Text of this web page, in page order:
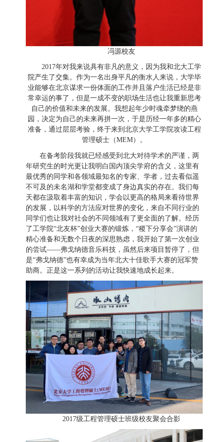
冯源校友
2017年对我来说具有非凡的意义，因为我和北大工学
院产生了交集。作为一名出身平凡的衡水人来说，大学毕
业能够在北京谋求一份体面的工作并且落户生活已经是非
常幸运的事了，但是一成不变的职场生活也让我重新思考
自己的价值和未来的发展。我想起年少时魂牵梦绕的燕
园，决定为自己的未来再拼一次，于是历经一年多的精心
准备，通过层层考验，终于来到北京大学工学院攻读工程
管理硕士（MEM）。
在备考阶段我就已经感受到北大对待学术的严谨，两
年研究生的时光更让我明白国内顶尖学府的含义，这里有
最优秀的同学和各领域最知名的专家、学者，过去看似遥
不可及的未名湖和学堂都变成了身边真实的存在。我们每
天都在汲取着丰富的知识，学会以更高的格局来看待世界
的发展，以科学的方法应对世界的变化，来自不同行业的
同学们也让我对社会的不同领域有了更全面的了解。经历
了工学院“北友杯”创业大赛的锻炼，“稷下分享会”演讲的
精心准备和无数个日夜的深思熟虑，我开始了第一次创业
的尝试——弗戈纳德音乐科技，虽然后来项目暂停了，但
是“弗戈纳德”也有幸成为当年北大十佳歌手大赛的冠军赞
助商。正是这一系列的活动让我快速地成长起来。
2017级工程管理硕士班级校友聚会合影